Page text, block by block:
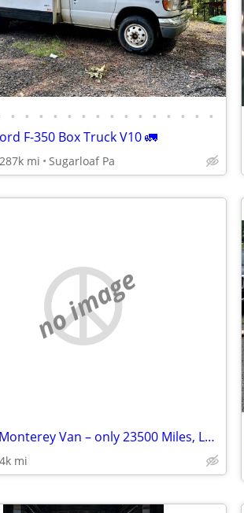
• • • • • • • • • • • • • • •
F-350 Box Truck V10 🚛
287k mi Sugarloaf Pa
no image
Mercury Monterey Van – only 23500 Miles, Leather, Fully Loaded
mi